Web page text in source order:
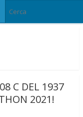
C DEL 1937
2021!